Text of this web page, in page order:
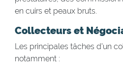
en cuirs et peaux bruts.
Collecteurs et
Les principales tâches d’un
notamment :